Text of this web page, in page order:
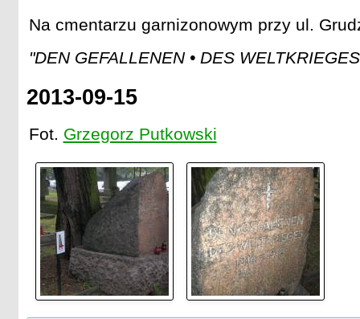
Na cmentarzu garnizonowym przy ul.
"DEN GEFALLENEN • DES
2013-09-15
Fot. Grzegorz Putkowski